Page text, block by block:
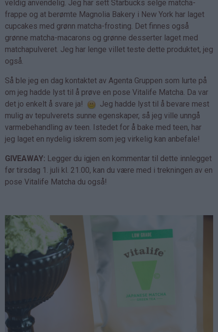
veldig anvendelig. Jeg har sett Starbucks selge matcha-
frappe og at berømte Magnolia Bakery i New York har laget
cupcakes med grønn matcha-frosting. Det finnes også
grønne matcha-macarons og grønne desserter laget med
matchapulveret. Jeg har lenge villet teste dette produktet, jeg
også.
Så ble jeg en dag kontaktet av Agenta Gruppen som lurte på
om jeg hadde lyst til å prøve en pose Vitalife Matcha. Da var
det jo enkelt å svare ja!
Jeg hadde lyst til å bevare mest
mulig av tepulverets sunne egenskaper, så jeg ville unngå
varmebehandling av teen. Istedet for å bake med teen, har
jeg laget en nydelig iskrem som jeg virkelig kan anbefale!
GIVEAWAY: Legger du igjen en kommentar til dette innlegget
før tirsdag 1. juli kl. 21.00, kan du være med i trekningen av en
pose Vitalife Matcha du også!